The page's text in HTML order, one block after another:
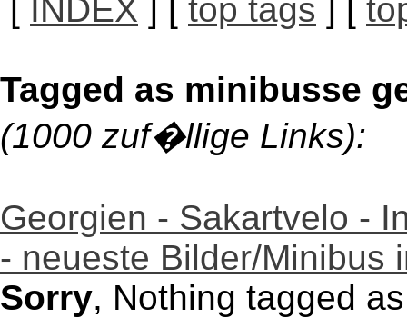
[ INDEX ] [ top tags ] [
Tagged as minibusse
(1000 zuf�llige Links):
Georgien - Sakartvelo -
- neueste Bilder/Minibus
Sorry, Nothing tagged